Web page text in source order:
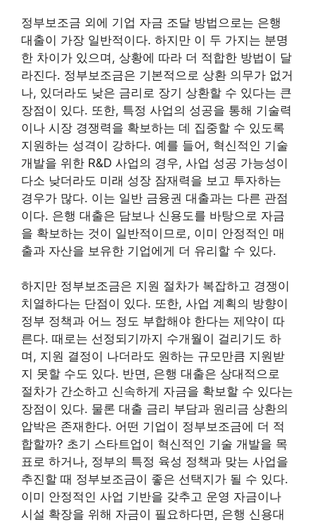
정부보조금 외에 기업 자금 조달 방법으로는 은행
대출이 가장 일반적이다. 하지만 이 두 가지는 분명
한 차이가 있으며, 상황에 따라 더 적합한 방법이 달
라진다. 정부보조금은 기본적으로 상환 의무가 없거
나, 있더라도 낮은 금리로 장기 상환할 수 있다는 큰
장점이 있다. 또한, 특정 사업의 성공을 통해 기술력
이나 시장 경쟁력을 확보하는 데 집중할 수 있도록
지원하는 성격이 강하다. 예를 들어, 혁신적인 기술
개발을 위한 R&D 사업의 경우, 사업 성공 가능성이
다소 낮더라도 미래 성장 잠재력을 보고 투자하는
경우가 많다. 이는 일반 금융권 대출과는 다른 관점
이다. 은행 대출은 담보나 신용도를 바탕으로 자금
을 확보하는 것이 일반적이므로, 이미 안정적인 매
출과 자산을 보유한 기업에게 더 유리할 수 있다.
하지만 정부보조금은 지원 절차가 복잡하고 경쟁이
치열하다는 단점이 있다. 또한, 사업 계획의 방향이
정부 정책과 어느 정도 부합해야 한다는 제약이 따
른다. 때로는 선정되기까지 수개월이 걸리기도 하
며, 지원 결정이 나더라도 원하는 규모만큼 지원받
지 못할 수도 있다. 반면, 은행 대출은 상대적으로
절차가 간소하고 신속하게 자금을 확보할 수 있다는
장점이 있다. 물론 대출 금리 부담과 원리금 상환의
압박은 존재한다. 어떤 기업이 정부보조금에 더 적
합할까? 초기 스타트업이 혁신적인 기술 개발을 목
표로 하거나, 정부의 특정 육성 정책과 맞는 사업을
추진할 때 정부보조금이 좋은 선택지가 될 수 있다.
이미 안정적인 사업 기반을 갖추고 운영 자금이나
시설 확장을 위해 자금이 필요하다면, 은행 신용대